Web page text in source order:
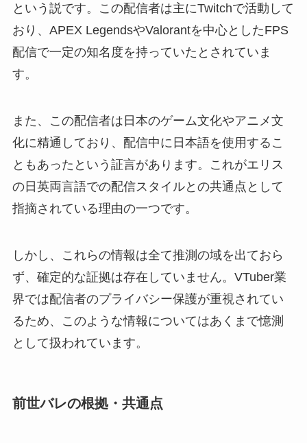
という説です。この配信者は主にTwitchで活動して
おり、APEX LegendsやValorantを中心としたFPS
配信で一定の知名度を持っていたとされていま
す。
また、この配信者は日本のゲーム文化やアニメ文
化に精通しており、配信中に日本語を使用するこ
ともあったという証言があります。これがエリス
の日英両言語での配信スタイルとの共通点として
指摘されている理由の一つです。
しかし、これらの情報は全て推測の域を出ておら
ず、確定的な証拠は存在していません。VTuber業
界では配信者のプライバシー保護が重視されてい
るため、このような情報についてはあくまで憶測
として扱われています。
前世バレの根拠・共通点